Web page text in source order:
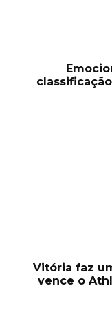
Vitória faz
vence o